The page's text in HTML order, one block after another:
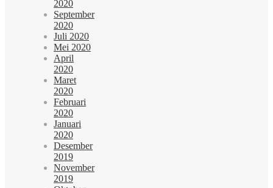
2020
September
2020
Juli 2020
Mei 2020
April
2020
Maret
2020
Februari
2020
Januari
2020
Desember
2019
November
2019